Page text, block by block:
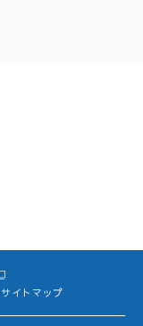
サイトマップ